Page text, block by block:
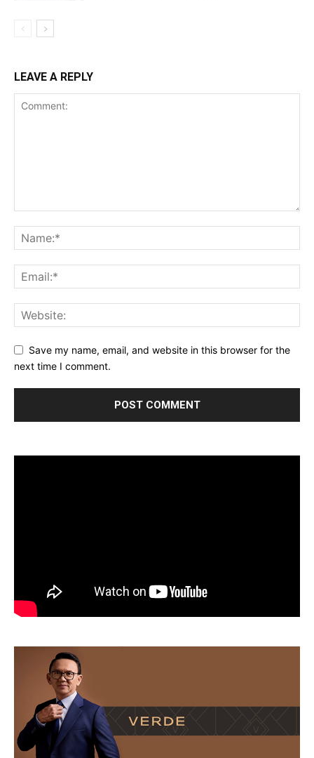
LEAVE A REPLY
Save my name, email, and website in this browser for the
next time I comment.